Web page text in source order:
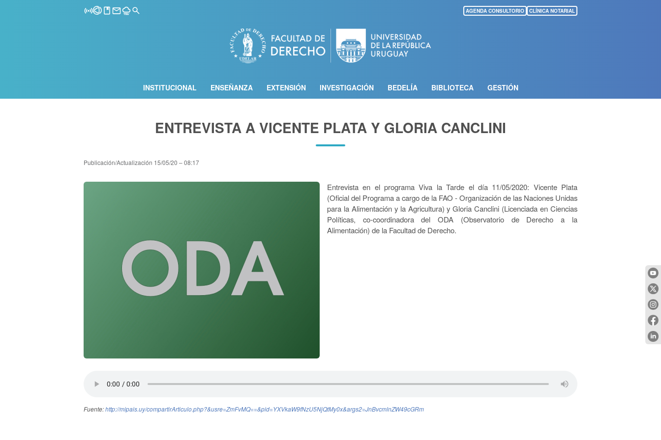
contenido
principal
AGENDA CONSULTORIO CLÍNICA NOTARIAL
INSTITUCIONAL ENSEÑANZA EXTENSIÓN INVESTIGACIÓN BEDELÍA BIBLIOTECA GESTIÓN
ENTREVISTA A VICENTE PLATA Y GLORIA CANCLINI
Publicación/Actualización 15/05/20 – 08:17
Entrevista en el programa Viva la Tarde el día 11/05/2020: Vicente Plata
(Oficial del Programa a cargo de la FAO - Organización de las Naciones Unidas
para la Alimentación y la Agricultura) y Gloria Canclini (Licenciada en Ciencias
Políticas, co-coordinadora del ODA (Observatorio de Derecho a la
Alimentación) de la Facultad de Derecho.
Fuente:http://mipais.uy/compartirArticulo.php?&usre=ZmFvMQ==&pid=YXVkaW9fNzU5NjQtMy0x&args2=JnBvcmlnZW49cGRm